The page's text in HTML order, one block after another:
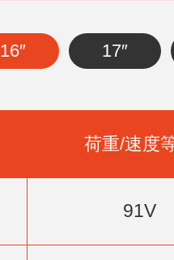
16″ 17″
荷重/速度
91V